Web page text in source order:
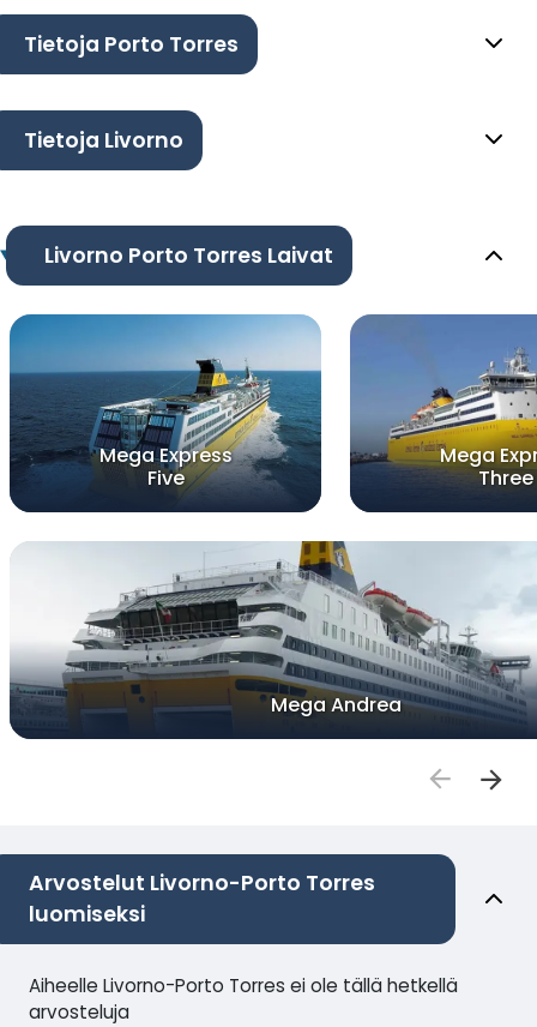
Tietoja Porto Torres
Tietoja Livorno
Livorno Porto Torres Laivat
Mega Express
Five
Mega
Three
Mega Andrea
Arvostelut Livorno-Porto Torres
luomiseksi
Aiheelle Livorno-Porto Torres ei ole tällä hetkellä
arvosteluja